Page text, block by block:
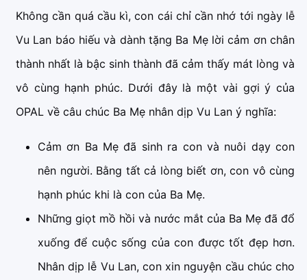
Không cần quá cầu kì, con cái chỉ cần nhớ tới ngày lễ
Vu Lan báo hiếu và dành tặng Ba Mẹ lời cảm ơn chân
thành nhất là bậc sinh thành đã cảm thấy mát lòng và
vô cùng hạnh phúc. Dưới đây là một vài gợi ý của
OPAL về câu chúc Ba Mẹ nhân dịp Vu Lan ý nghĩa:
Cảm ơn Ba Mẹ đã sinh ra con và nuôi dạy con
nên người. Bằng tất cả lòng biết ơn, con vô cùng
hạnh phúc khi là con của Ba Mẹ.
Những giọt mồ hồi và nước mắt của Ba Mẹ đã đổ
xuống để cuộc sống của con được tốt đẹp hơn.
Nhân dịp lễ Vu Lan, con xin nguyện cầu chúc cho